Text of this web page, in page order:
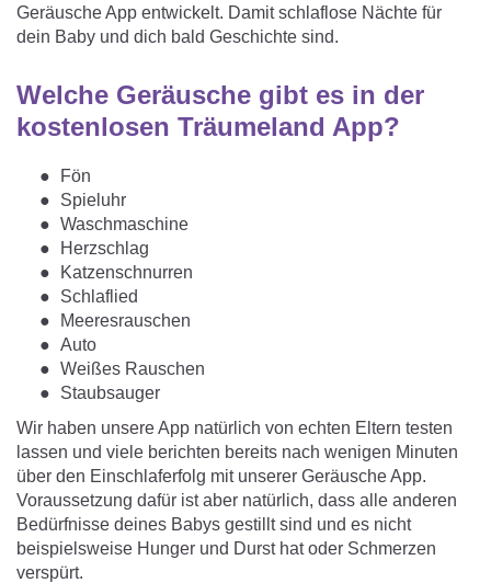
Bettschlange
Mulltücher
Kuschelnest
Seitenlagerung
ZUBEHÖR
GESCHENKSETS & AKTIONEN
Geräusche App entwickelt. Damit schlaflose Nächte für
dein Baby und dich bald Geschichte sind.
Welche Geräusche gibt es in der
kostenlosen Träumeland App?
Fön
Spieluhr
Waschmaschine
Herzschlag
Katzenschnurren
Schlaflied
Meeresrauschen
Auto
Weißes Rauschen
Staubsauger
Wir haben unsere App natürlich von echten Eltern testen
lassen und viele berichten bereits nach wenigen Minuten
über den Einschlaferfolg mit unserer Geräusche App.
Voraussetzung dafür ist aber natürlich, dass alle anderen
Bedürfnisse deines Babys gestillt sind und es nicht
beispielsweise Hunger und Durst hat oder Schmerzen
verspürt.